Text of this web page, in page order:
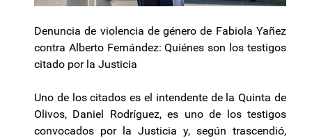
Denuncia de violencia de género de Fabiola Yañez
contra Alberto Fernández: Quiénes son los testigos
citado por la Justicia
Uno de los citados es el intendente de la Quinta de
Olivos, Daniel Rodríguez, es uno de los testigos
convocados por la Justicia y, según trascendió,